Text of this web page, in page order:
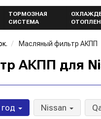
ТОРМОЗНАЯ
СИСТЕМА
Масляный фильтр АКПП
АКПП для
Nissan